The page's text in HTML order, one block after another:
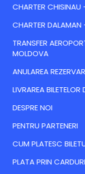
CHARTER CHISINAU
CHARTER
TRANSFER
MOLDOVA
ANULAREA
LIVRAREA BILETELOR
DESPRE NOI
PENTRU PARTENERI
CUM PLATESC
PLATA PRIN CARDURI